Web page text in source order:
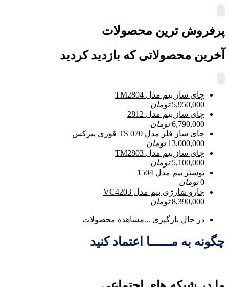
پرفروش ترین محصولات
آخرین محصولاتی که بازدید کردید
چای ساز بیم مدل TM2804
5,950,000 تومان
چای ساز بیم مدل 2812
6,790,000 تومان
چای ساز فلر مدل TS 070 قوری پیرکس
13,000,000 تومان
چای ساز بیم مدل TM2803
5,100,000 تومان
توستر بیم مدل 1504
0 تومان
جارو شارژی بیم مدل VC4203
8,390,000 تومان
در حال بارگیری ...مشاهده محصولات
چگونه به مــــــا اعتماد کنید